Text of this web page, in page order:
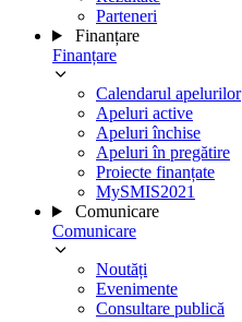
Parteneri
Finanțare
Finanțare
Calendarul apelurilor
Apeluri active
Apeluri închise
Apeluri în pregătire
Proiecte finanțate
MySMIS2021
Comunicare
Comunicare
Noutăți
Evenimente
Consultare publică